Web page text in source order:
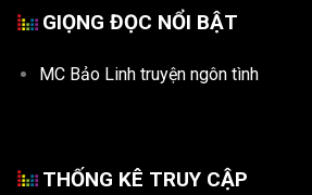
GIỌNG ĐỌC NỔI BẬT
MC Bảo Linh truyện ngôn tình
THỐNG KÊ TRUY CẬP